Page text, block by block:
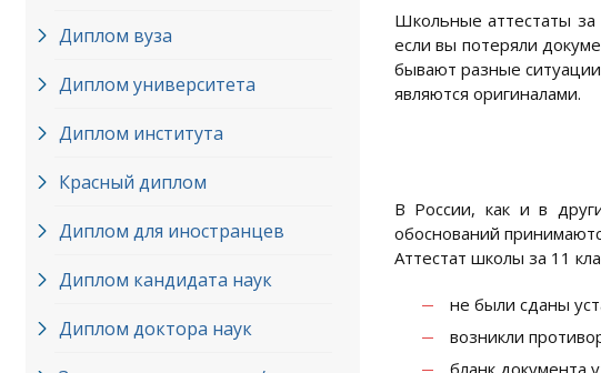
Диплом вуза
Диплом университета
Диплом института
Красный диплом
Диплом для иностранцев
Диплом кандидата наук
Диплом доктора наук
Школьные аттестаты
если вы потеряли
бывают разные
являются оригиналами.
В России, как и в
обоснований
Аттестат школы за 11
не были сданы
возникли
бланк документа